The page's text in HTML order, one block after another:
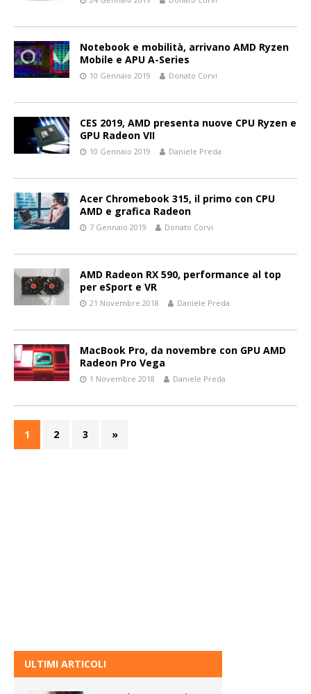
Notebook e mobilità, arrivano AMD Ryzen
Mobile e APU A-Series
10 Gennaio 2019 Donato Corvi
CES 2019, AMD presenta nuove CPU Ryzen e
GPU Radeon VII
10 Gennaio 2019 Daniele Preda
Acer Chromebook 315, il primo con CPU
AMD e grafica Radeon
7 Gennaio 2019 Donato Corvi
AMD Radeon RX 590, performance al top
per eSport e VR
21 Novembre 2018 Daniele Preda
MacBook Pro, da novembre con GPU AMD
Radeon Pro Vega
1 Novembre 2018 Daniele Preda
1 2 3 »
ULTIMI ARTICOLI